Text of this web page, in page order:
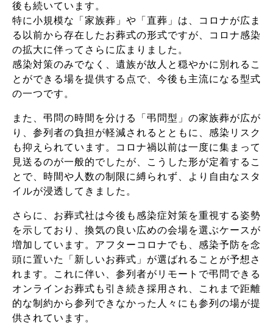
後も続いています。
特に小規模な「家族葬」や「直葬」は、コロナが広ま
る以前から存在したお葬式の形式ですが、コロナ感染
の拡大に伴ってさらに広まりました。
感染対策のみでなく、遺族が故人と穏やかに別れるこ
とができる場を提供する点で、今後も主流になる型式
の一つです。
また、弔問の時間を分ける「弔問型」の家族葬が広が
り、参列者の負担が軽減されるとともに、感染リスク
も抑えられています。コロナ禍以前は一度に集まって
見送るのが一般的でしたが、こうした形が定着するこ
とで、時間や人数の制限に縛られず、より自由なスタ
イルが浸透してきました。
さらに、お葬式社は今後も感染症対策を重視する姿勢
を示しており、換気の良い広めの会場を選ぶケースが
増加しています。アフターコロナでも、感染予防を念
頭に置いた「新しいお葬式」が選ばれることが予想さ
れます。これに伴い、参列者がリモートで弔問できる
オンラインお葬式も引き続き採用され、これまで距離
的な制約から参列できなかった人々にも参列の場が提
供されています。